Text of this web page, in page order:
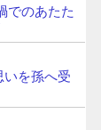
でのあたた
を孫へ受